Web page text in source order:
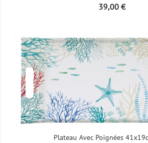
Prix
39,00 €
Plateau Avec Poignées